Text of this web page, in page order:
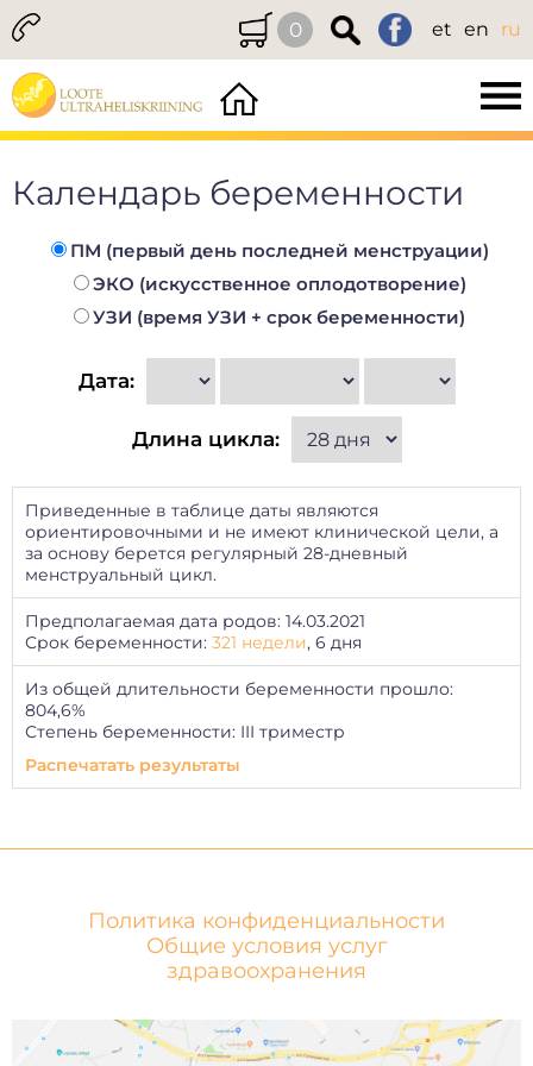
0 et en ru
Календарь беременности
ПМ (первый день последней менструации)
ЭКО (искусственное оплодотворение)
УЗИ (время УЗИ + срок беременности)
Дата:
Длина цикла:
Приведенные в таблице даты являются
ориентировочными и не имеют клинической цели, а
за основу берется регулярный 28-дневный
менструальный цикл.
Предполагаемая дата родов: 14.03.2021
Срок беременности: 321 недели, 6 дня
Из общей длительности беременности прошло:
804,6%
Степень беременности: III триместр
Распечатать результаты
Политика конфиденциальности
Общие условия услуг
здравоохранения